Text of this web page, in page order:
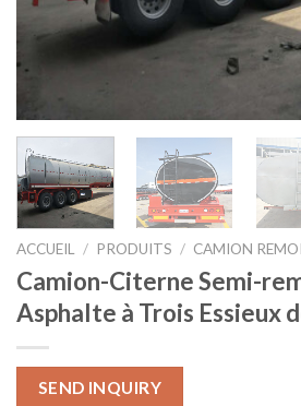
ACCUEIL / PRODUITS / CAMION
Camion-Citerne Semi-
Asphalte à Trois Essieux
SEND INQUIRY